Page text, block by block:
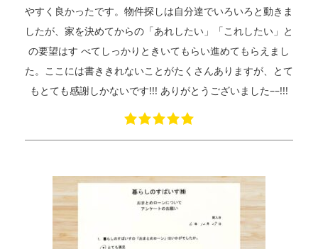
やすく良かったです。物件探しは自分達でいろいろと動きま
したが、家を決めてからの「あれしたい」「これしたい」と
の要望はす べてしっかりときいてもらい進めてもらえまし
た。ここには書ききれないことがたくさんありますが、とて
もとても感謝しかないです!!! ありがとうございました––!!!